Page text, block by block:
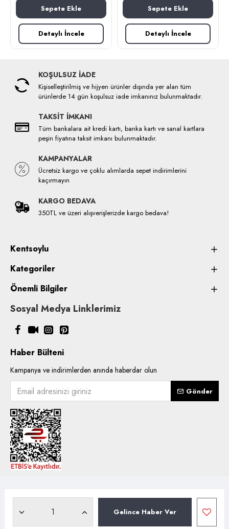
Gelince Haber Ver
Sepete Ekle
Detaylı İncele
Sepete Ekle
Detaylı İncele
KOŞULSUZ İADE
Kişiselleştirilmiş ve hijyen ürünler dışında yer alan tüm
ürünlerde 14 gün koşulsuz iade imkanınız bulunmaktadır.
TAKSİT İMKANI
Tüm bankalara ait kredi kartı, banka kartı ve sanal kartlara
peşin fiyatına taksit imkanı bulunmaktadır.
KAMPANYALAR
Ücretsiz kargo ve çoklu alımlarda sepet indirimlerini
kaçırmayın
KARGO BEDAVA
350TL ve üzeri alışverişlerizde kargo bedava!
Kentsoylu
Kategoriler
Önemli Bilgiler
Sosyal Medya Linklerimiz
Haber Bülteni
Kampanya ve indirimlerden anında haberdar olun
Gönder